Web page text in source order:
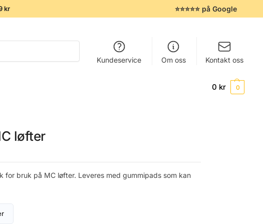
kr ⭐⭐⭐⭐⭐ på Google
Kundeservice Om oss Kontakt oss
0 kr 0
løfter
for bruk på MC løfter. Leveres med gummipads som kan